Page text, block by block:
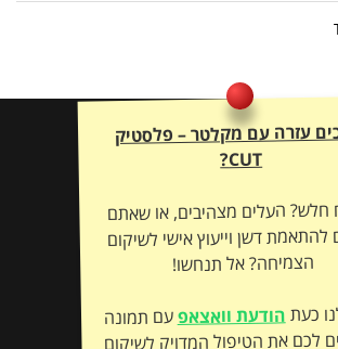
עזרה עם מקלטר – פלסטיק
CUT?
העלים מצהיבים, או שאתם
להתאמת דשן וייעוץ אישי לשיקום
הצמיחה? אל תנחשו!
כעתהודעת וואצאפעם תמונה
– ונתאים לכם את הטיפול המדויק לשיקום